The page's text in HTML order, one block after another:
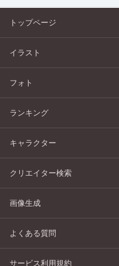
トップページ
イラスト
フォト
ランキング
キャラクター
クリエイター検索
画像生成
よくある質問
サービス利用規約